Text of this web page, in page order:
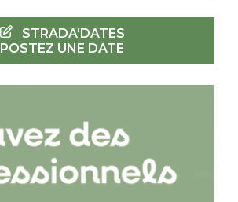
STRADA'DATES
POSTEZ UNE DATE